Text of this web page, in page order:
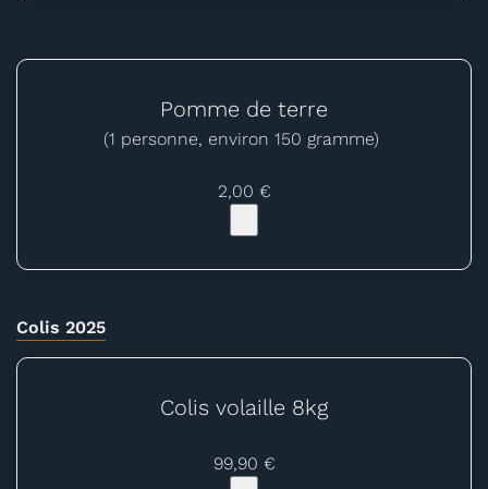
Pomme de terre
(1 personne, environ 150 gramme)
2,00 €
Colis 2025
Colis volaille 8kg
99,90 €